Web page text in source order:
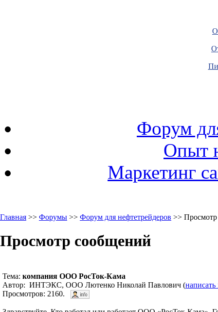
Форум
Опыт
Маркетинг
Главная >> Форумы >> Форум для нефтетрейдеров >>
Просмотр сообщений
Тема: компания ООО РосТок-Кама
Автор: ИНТЭКС, ООО Лютенко Николай Павлович (
Просмотров: 2160.